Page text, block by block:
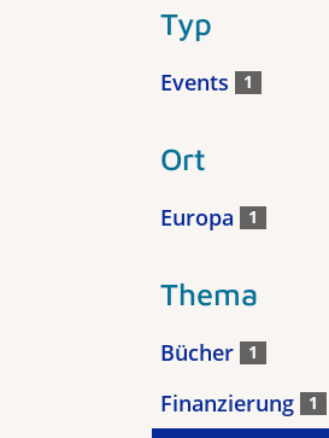
Typ
Events 1
Ort
Europa 1
Thema
Bücher 1
Finanzierung 1